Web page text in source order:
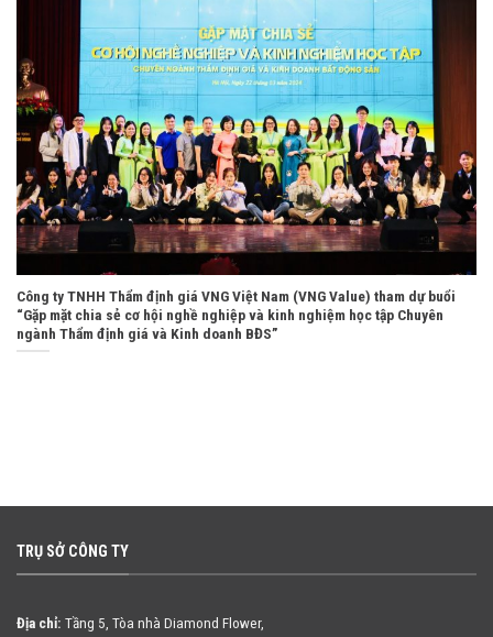
Công ty TNHH Thẩm định giá VNG Việt Nam (VNG Value) tham dự buổi
“Gặp mặt chia sẻ cơ hội nghề nghiệp và kinh nghiệm học tập Chuyên
ngành Thẩm định giá và Kinh doanh BĐS”
TRỤ SỞ CÔNG TY
Địa chỉ: Tầng 5, Tòa nhà Diamond Flower,